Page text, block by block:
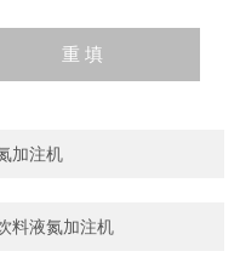
加注机
料液氮加注机